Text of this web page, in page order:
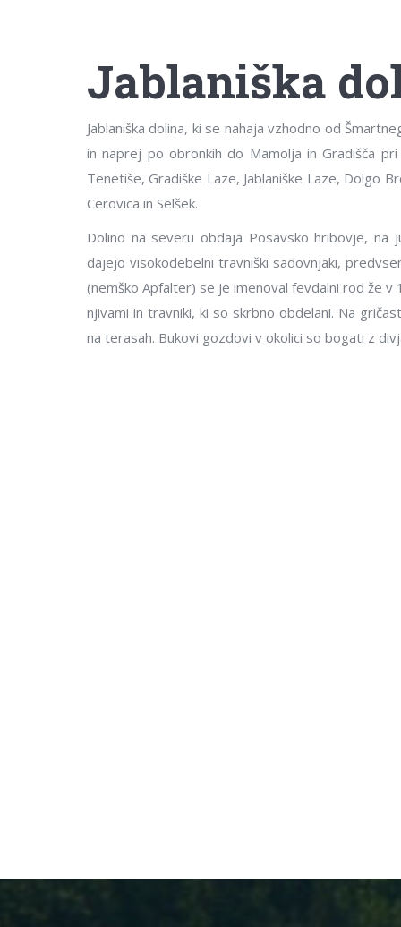
Jablaniška
Jablaniška dolina, ki se nahaja vzhodno od
in naprej po obronkih do Mamolja in Gradišča
Tenetiše, Gradiške Laze, Jablaniške Laze, Dolgo
Cerovica in Selšek.
Dolino na severu obdaja Posavsko hribovje, na
dajejo visokodebelni travniški sadovnjaki,
(nemško Apfalter) se je imenoval fevdalni rod že
njivami in travniki, ki so skrbno obdelani. Na
na terasah. Bukovi gozdovi v okolici so bogati z